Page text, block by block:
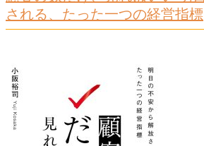
される、たった一つの経営指標